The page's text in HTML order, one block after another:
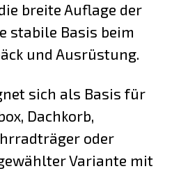
breite Auflage der
stabile Basis beim
und Ausrüstung.
sich als Basis für
Dachkorb,
oder
Variante mit